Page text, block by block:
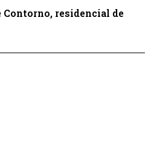
Contorno, residencial de